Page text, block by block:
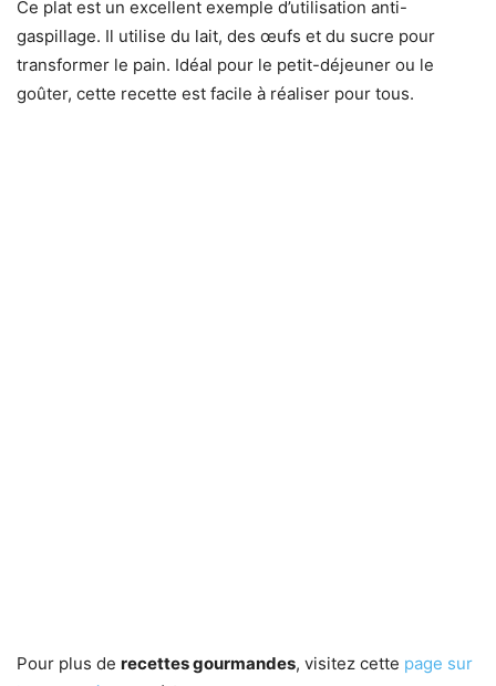
Ce plat est un excellent exemple d’utilisation anti-
gaspillage. Il utilise du lait, des œufs et du sucre pour
transformer le pain. Idéal pour le petit-déjeuner ou le
goûter, cette recette est facile à réaliser pour tous.
Pour plus de recettes gourmandes, visitez cette page sur